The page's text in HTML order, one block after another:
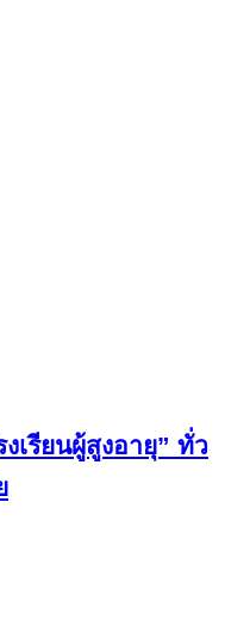
เรียนผู้สูงอายุ” ทั่ว